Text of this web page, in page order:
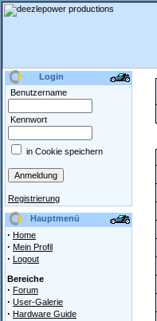
Login
Benutzername
Kennwort
in Cookie speichern
Registrierung
Hauptmenü
· Home
· Mein Profil
· Logout
Bereiche
· Forum
· User-Galerie
· Hardware Guide